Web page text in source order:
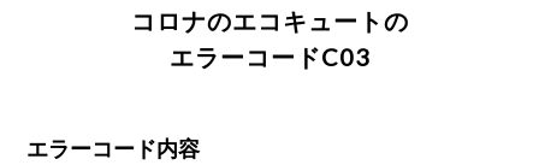
コロナのエコキュートの
エラーコードC03
エラーコード内容